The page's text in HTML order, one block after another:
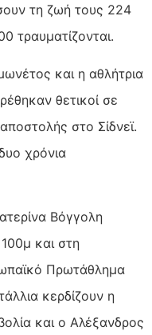
τη ζωή τους 224
τραυματίζονται.
και η αθλήτρια
θετικοί σε
στο Σίδνεϊ.
χρόνια
Βόγγολη
και στη
Πρωτάθλημα
κερδίζουν η
και ο Αλέξανδρος